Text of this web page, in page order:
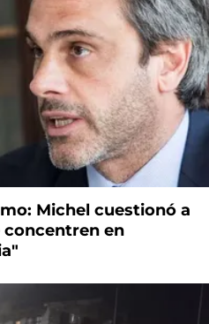
Michel cuestionó a
concentren en